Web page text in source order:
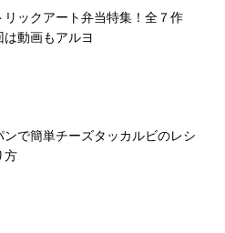
リックアート弁当特集！全７作
動画もアルヨ
ンで簡単チーズタッカルビのレシ
方